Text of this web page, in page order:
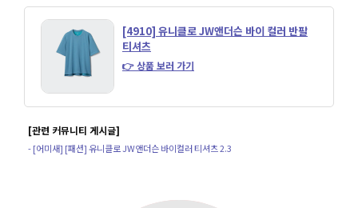
[4910] 유니클로 JW앤더슨 바이 컬러 반팔
티셔츠
👉 상품 보러 가기
[관련 커뮤니티 게시글]
- [어미새] [패션] 유니클로 JW앤더슨 바이컬러 티셔츠 2.3